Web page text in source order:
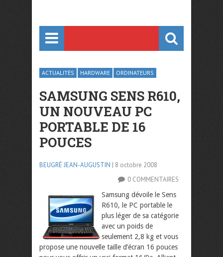
ACTUALITÉS HARDWARE ORDINATEURS
SAMSUNG SENS R610,
UN NOUVEAU PC
PORTABLE DE 16
POUCES
BEUGRÉ JEAN-AUGUSTIN | 8 octobre 2008
0 COMMENTAIRES
Samsung dévoile le Sens
R610, le PC portable le
plus léger de sa catégorie
avec un poids de
seulement 2,8 kg et vous
propose une nouvelle taille d’écran 16 pouces